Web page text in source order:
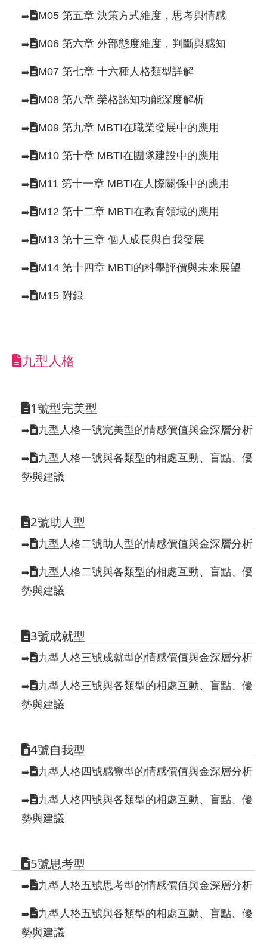
➡️ M05 第五章 決策方式維度，思考與情感
➡️ M06 第六章 外部態度維度，判斷與感知
➡️ M07 第七章 十六種人格類型詳解
➡️ M08 第八章 榮格認知功能深度解析
➡️ M09 第九章 MBTI在職業發展中的應用
➡️ M10 第十章 MBTI在團隊建設中的應用
➡️ M11 第十一章 MBTI在人際關係中的應用
➡️ M12 第十二章 MBTI在教育領域的應用
➡️ M13 第十三章 個人成長與自我發展
➡️ M14 第十四章 MBTI的科學評價與未來展望
➡️ M15 附録
九型人格
1號型完美型
➡️ 九型人格一號完美型的情感價值與金深層分析
➡️
九型人格一號與各類型的相處互動、盲點、優
勢與建議
2號助人型
➡️ 九型人格二號助人型的情感價值與金深層分析
➡️
九型人格二號與各類型的相處互動、盲點、優
勢與建議
3號成就型
➡️ 九型人格三號成就型的情感價值與金深層分析
➡️
九型人格三號與各類型的相處互動、盲點、優
勢與建議
4號自我型
➡️ 九型人格四號感覺型的情感價值與金深層分析
➡️
九型人格四號與各類型的相處互動、盲點、優
勢與建議
5號思考型
➡️ 九型人格五號思考型的情感價值與金深層分析
➡️
九型人格五號與各類型的相處互動、盲點、優
勢與建議